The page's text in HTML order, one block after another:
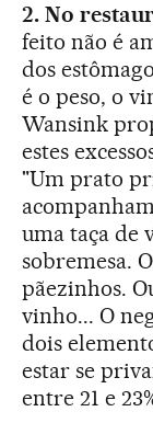
2. No
feito não é
dos
é o peso, o
Wansink
estes
"Um prato
uma taça de
sobremesa.
pãezinhos.
vinho... O
dois
estar se
entre 21 e